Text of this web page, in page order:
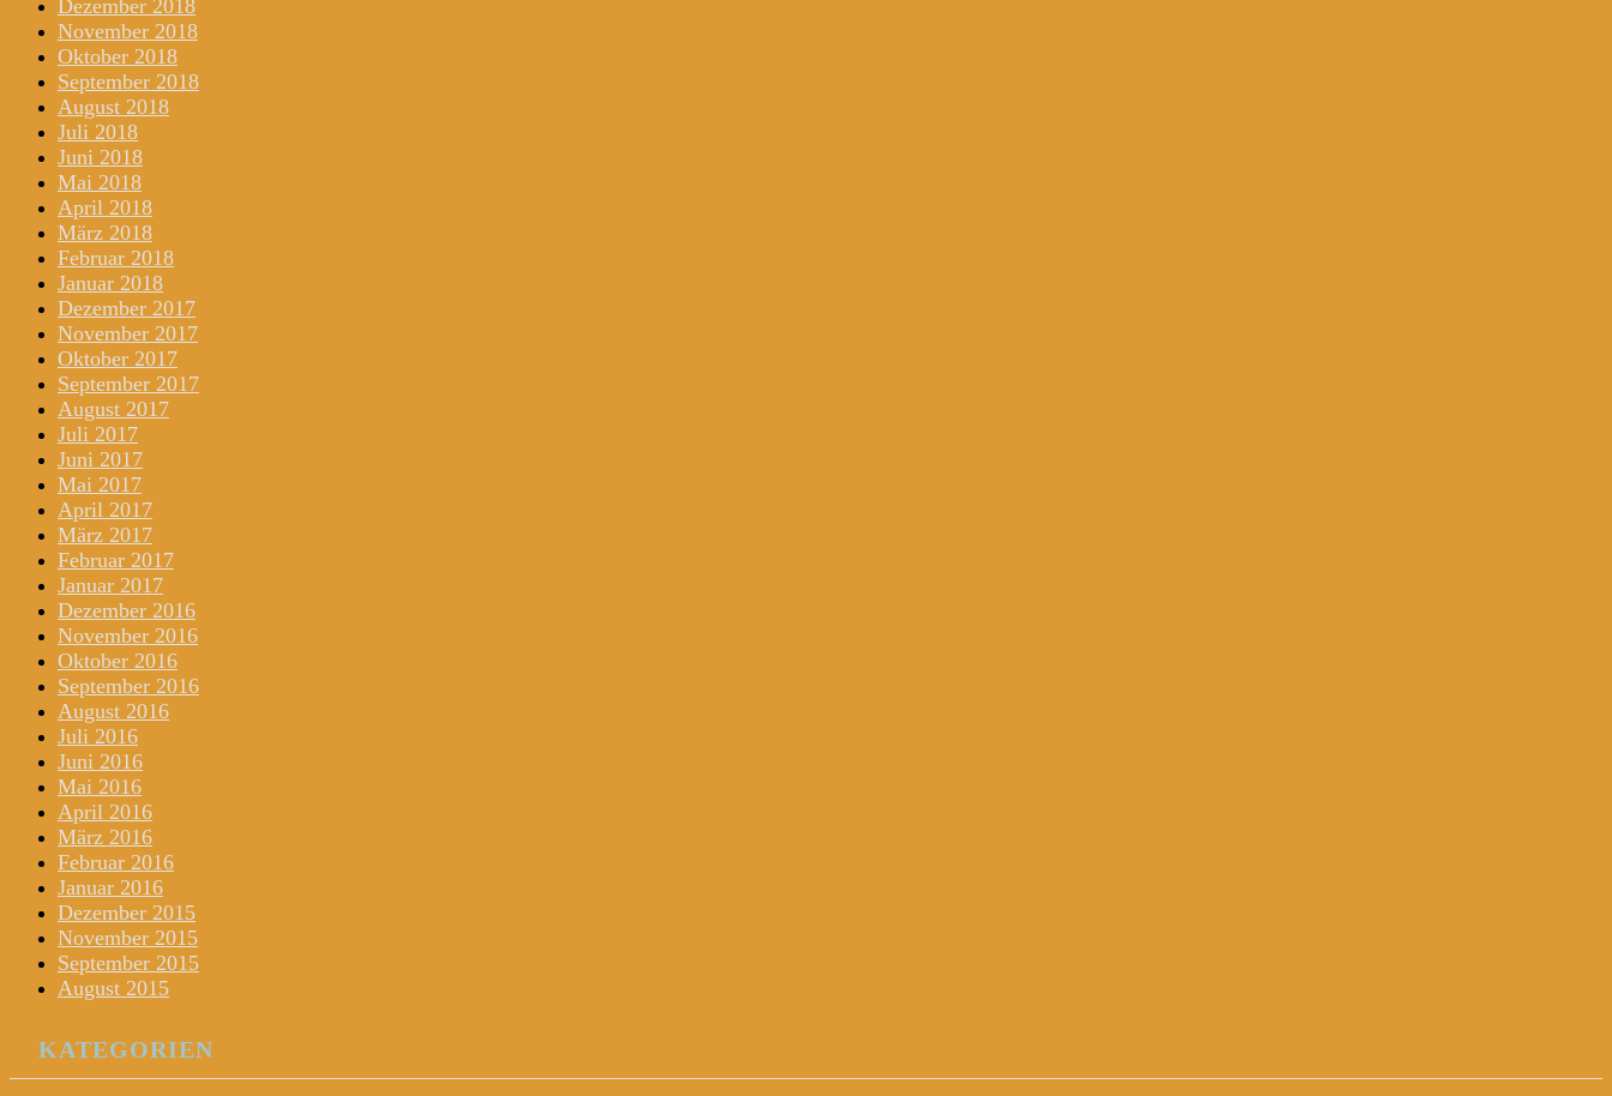
Dezember 2018
November 2018
Oktober 2018
September 2018
August 2018
Juli 2018
Juni 2018
Mai 2018
April 2018
März 2018
Februar 2018
Januar 2018
Dezember 2017
November 2017
Oktober 2017
September 2017
August 2017
Juli 2017
Juni 2017
Mai 2017
April 2017
März 2017
Februar 2017
Januar 2017
Dezember 2016
November 2016
Oktober 2016
September 2016
August 2016
Juli 2016
Juni 2016
Mai 2016
April 2016
März 2016
Februar 2016
Januar 2016
Dezember 2015
November 2015
September 2015
August 2015
KATEGORIEN